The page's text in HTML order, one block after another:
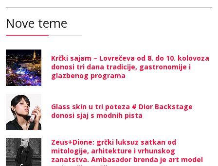
Nove teme
Krčki sajam – Lovrečeva od 8. do 10. kolovoza
donosi tri dana tradicije, gastronomije i
glazbenog programa
Glass skin u tri poteza # Dior Backstage
donosi sjaj s modnih pista
Zeus+Dione: grčki luksuz satkan od
mitologije, arhitekture i vrhunskog
zanatstva. Ambasador brenda je art model